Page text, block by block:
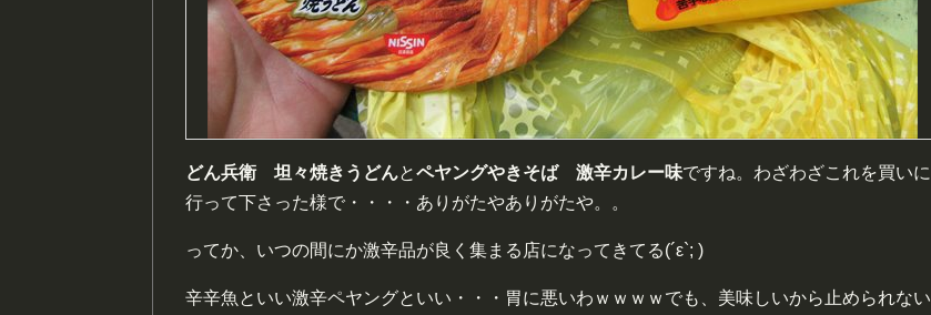
どん兵衛 坦々焼きうどんとペヤングやきそば 激辛カレー味ですね。わざわざこれを買いに
行って下さった様で・・・・ありがたやありがたや。。
ってか、いつの間にか激辛品が良く集まる店になってきてる(´ε`; )
辛辛魚といい激辛ペヤングといい・・・胃に悪いわｗｗｗｗでも、美味しいから止められない